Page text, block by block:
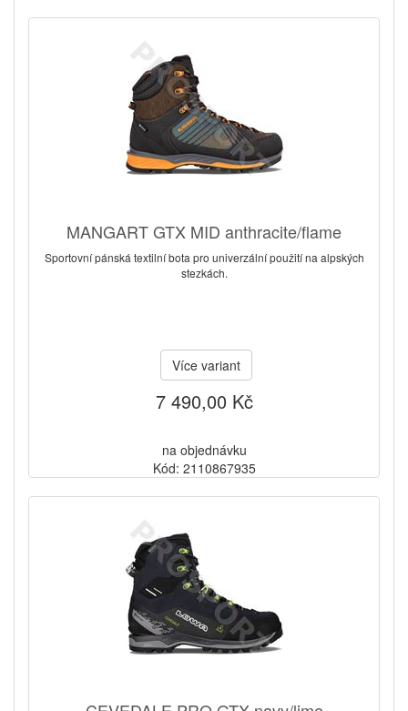
MANGART GTX MID anthracite/flame
Sportovní pánská textilní bota pro univerzální použití na alpských
stezkách.
Více variant
7 490,00 Kč
na objednávku
Kód: 2110867935